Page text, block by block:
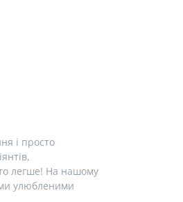
і просто
легше! На нашому
улюбленими